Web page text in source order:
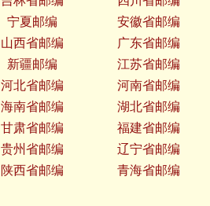
宁夏邮编
安徽省邮编
山西省邮编
广东省邮编
新疆邮编
江苏省邮编
河北省邮编
河南省邮编
海南省邮编
湖北省邮编
甘肃省邮编
福建省邮编
贵州省邮编
辽宁省邮编
陕西省邮编
青海省邮编